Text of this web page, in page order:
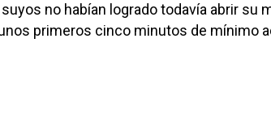
no habían logrado todavía abrir su
primeros cinco minutos de mínimo